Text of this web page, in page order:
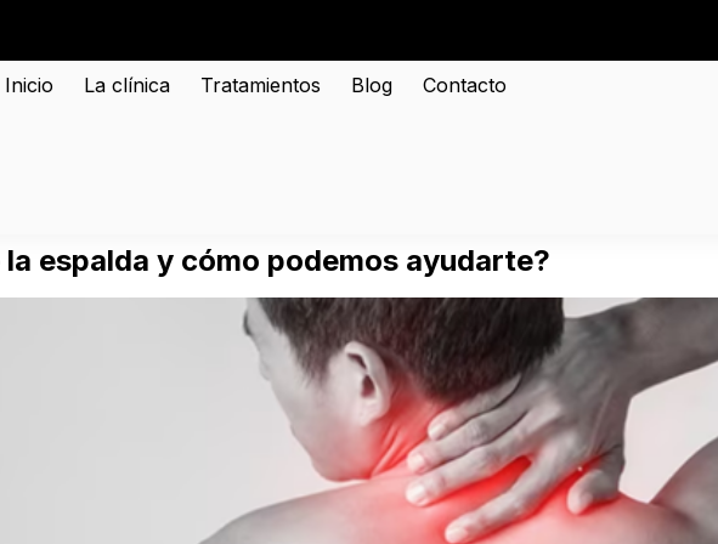
Inicio La clínica Tratamientos Blog Contacto
espalda y cómo podemos ayudarte?